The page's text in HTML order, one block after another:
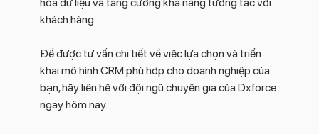
khách hàng.
Để được tư vấn chi tiết về việc lựa chọn và triển
khai mô hình CRM phù hợp cho doanh nghiệp của
bạn, hãy liên hệ với đội ngũ chuyên gia của Dxforce
ngay hôm nay.